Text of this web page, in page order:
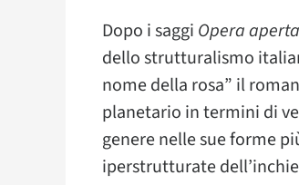
Dopo i saggi Opera aperta
dello strutturalismo
nome della rosa” il
planetario in termini di
genere nelle sue forme
iperstrutturate